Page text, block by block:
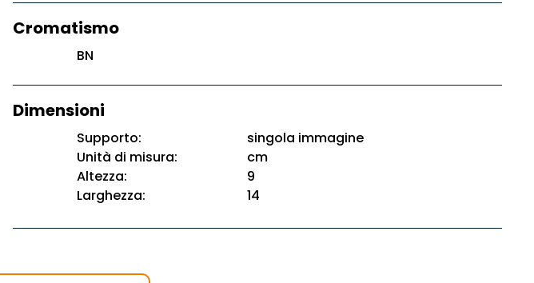
Cromatismo
BN
Dimensioni
Supporto:
singola immagine
Unità di misura:
cm
Altezza:
9
Larghezza:
14